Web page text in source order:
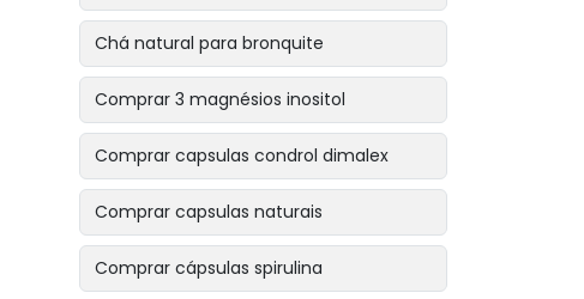
Chá natural para bronquite
Comprar 3 magnésios inositol
Comprar capsulas condrol dimalex
Comprar capsulas naturais
Comprar cápsulas spirulina